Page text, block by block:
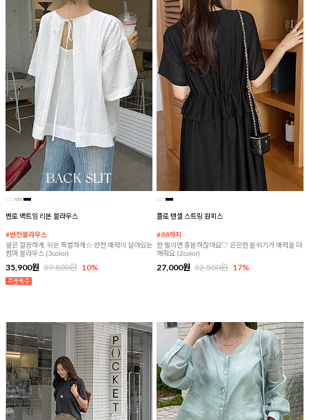
벤로 백트임 리본 블라우스
#반전블라우스
앞은 깔끔하게, 뒤는 특별하게☆ 반전 매력이 살아있는
썸머 블라우스 (3color)
35,900원 39,800원 10%
플로 텐셀 스트링 원피스
#88까지
한 벌이면 충분하잖아요♡ 은은한 분위기가 매력을 더
해줘요 (2color)
27,000원 32,500원 17%